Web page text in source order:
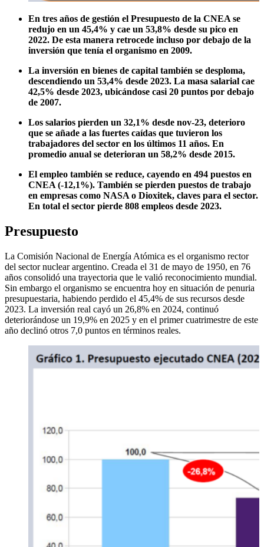
En tres años de gestión el Presupuesto de la CNEA se
redujo en un 45,4% y cae un 53,8% desde su pico en
2022. De esta manera retrocede incluso por debajo de la
inversión que tenía el organismo en 2009.
La inversión en bienes de capital también se desploma,
descendiendo un 53,4% desde 2023. La masa salarial cae
42,5% desde 2023, ubicándose casi 20 puntos por debajo
de 2007.
Los salarios pierden un 32,1% desde nov-23, deterioro
que se añade a las fuertes caídas que tuvieron los
trabajadores del sector en los últimos 11 años. En
promedio anual se deterioran un 58,2% desde 2015.
El empleo también se reduce, cayendo en 494 puestos en
CNEA (-12,1%). También se pierden puestos de trabajo
en empresas como NASA o Dioxitek, claves para el sector.
En total el sector pierde 808 empleos desde 2023.
Presupuesto
La Comisión Nacional de Energía Atómica es el organismo rector
del sector nuclear argentino. Creada el 31 de mayo de 1950, en 76
años consolidó una trayectoria que le valió reconocimiento mundial.
Sin embargo el organismo se encuentra hoy en situación de penuria
presupuestaria, habiendo perdido el 45,4% de sus recursos desde
2023. La inversión real cayó un 26,8% en 2024, continuó
deteriorándose un 19,9% en 2025 y en el primer cuatrimestre de este
año declinó otros 7,0 puntos en términos reales.